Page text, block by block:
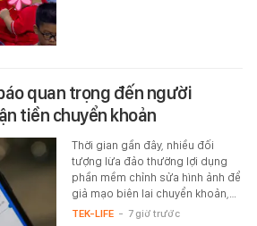
quan trọng đến người
tiền chuyển khoản
Thời gian gần đây, nhiều đối
tượng lừa đảo thường lợi dụng
phần mềm chỉnh sửa hình ảnh để
giả mạo biên lai chuyển khoản,…
TEK-LIFE - 7 giờ trước